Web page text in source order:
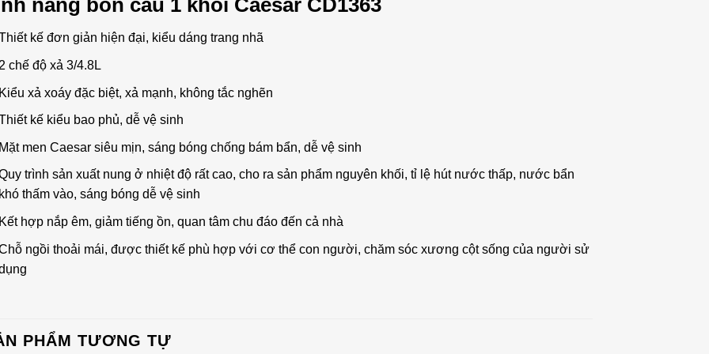
năng bồn cầu 1 khối Caesar CD1363
kế đơn giản hiện đại, kiểu dáng trang nhã
chế độ xả 3/4.8L
xả xoáy đặc biệt, xả mạnh, không tắc nghẽn
kế kiểu bao phủ, dễ vệ sinh
men Caesar siêu mịn, sáng bóng chống bám bẩn, dễ vệ sinh
trình sản xuất nung ở nhiệt độ rất cao, cho ra sản phẩm nguyên khối, tỉ lệ hút nước thấp, nước bẩn
thấm vào, sáng bóng dễ vệ sinh
hợp nắp êm, giảm tiếng ồn, quan tâm chu đáo đến cả nhà
ngồi thoải mái, được thiết kế phù hợp với cơ thể con người, chăm sóc xương cột sống của người sử
PHẨM TƯƠNG TỰ